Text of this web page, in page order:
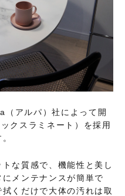
（アルパ）社によって開
クスラミネート）を採用
な質感で、機能性と美し
メンテナンスが簡単で
くだけで大体の汚れは取